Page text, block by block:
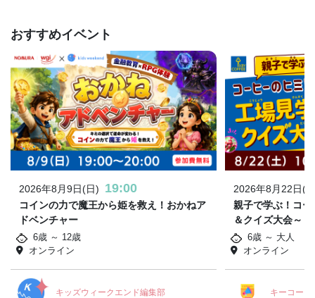
おすすめイベント
2026年8月9日(日) 19:00
コインの力で魔王から姫を救え！おかねア
ドベンチャー
6歳 ～ 12歳
オンライン
キッズウィークエンド編集部
2026年8月22日(
親子で学ぶ！コ
＆クイズ大会～
6歳 ～ 大人
オンライン
キーコーヒ